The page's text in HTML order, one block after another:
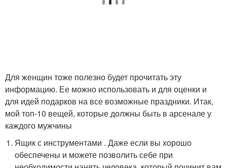
Для женщин тоже полезно будет прочитать эту
информацию. Ее можно использовать и для оценки и
для идей подарков на все возможные праздники. Итак,
мой топ-10 вещей, которые должны быть в арсенале у
каждого мужчины
Ящик с инструментами . Даже если вы хорошо
обеспечены и можете позволить себе при